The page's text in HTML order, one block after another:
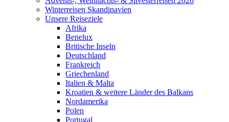
Winterreisen Skandinavien
Unsere Reiseziele
Afrika
Benelux
Britische Inseln
Deutschland
Frankreich
Griechenland
Italien & Malta
Kroatien & weitere Länder des Balkans
Nordamerika
Polen
Portugal